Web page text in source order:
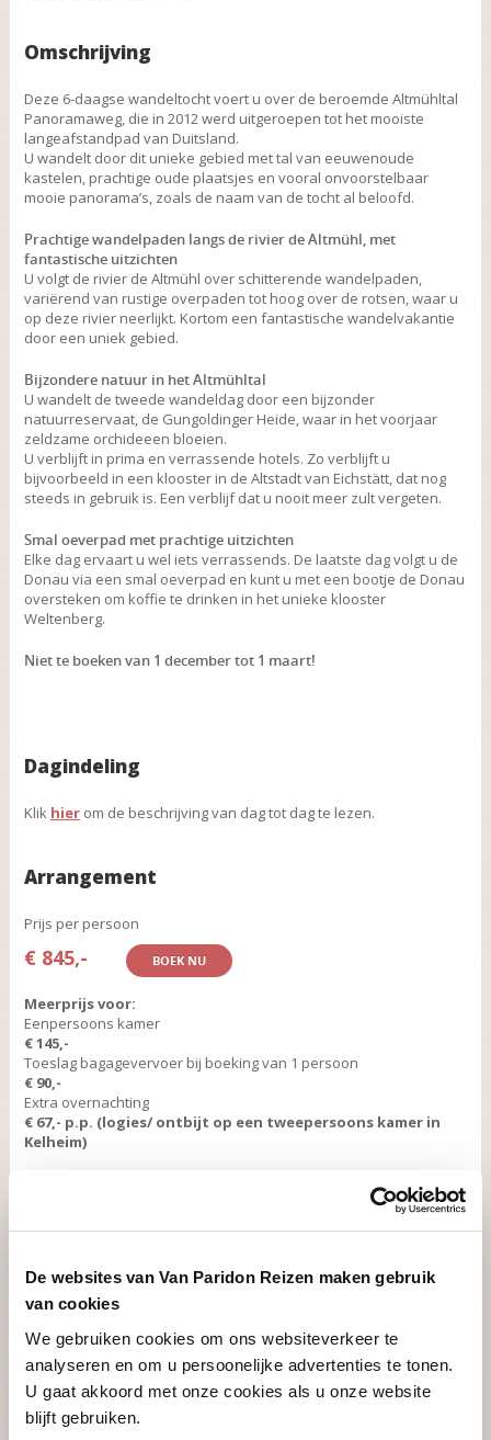
De websites van Van Paridon Reizen maken gebruik
van cookies
We gebruiken cookies om ons websiteverkeer te
analyseren en om u persoonelijke advertenties te tonen.
U gaat akkoord met onze cookies als u onze website
blijft gebruiken.
Omschrijving
Deze 6-daagse wandeltocht voert u over de beroemde Altmühltal
Panoramaweg, die in 2012 werd uitgeroepen tot het mooiste
langeafstandpad van Duitsland.
U wandelt door dit unieke gebied met tal van eeuwenoude
kastelen, prachtige oude plaatsjes en vooral onvoorstelbaar
mooie panorama’s, zoals de naam van de tocht al beloofd.
Prachtige wandelpaden langs de rivier de Altmühl, met
fantastische uitzichten
U volgt de rivier de Altmühl over schitterende wandelpaden,
variërend van rustige overpaden tot hoog over de rotsen, waar u
op deze rivier neerlijkt. Kortom een fantastische wandelvakantie
door een uniek gebied.
Bijzondere natuur in het Altmühltal
U wandelt de tweede wandeldag door een bijzonder
natuurreservaat, de Gungoldinger Heide, waar in het voorjaar
zeldzame orchideeen bloeien.
U verblijft in prima en verrassende hotels. Zo verblijft u
bijvoorbeeld in een klooster in de Altstadt van Eichstätt, dat nog
steeds in gebruik is. Een verblijf dat u nooit meer zult vergeten.
Smal oeverpad met prachtige uitzichten
Elke dag ervaart u wel iets verrassends. De laatste dag volgt u de
Donau via een smal oeverpad en kunt u met een bootje de Donau
oversteken om koffie te drinken in het unieke klooster
Weltenberg.
Niet te boeken van 1 december tot 1 maart!
Dagindeling
Klik hierom de beschrijving van dag tot dag te lezen.
Arrangement
Prijs per persoon
€ 845,- BOEK NU
Meerprijs voor:
Eenpersoons kamer
€ 145,-
Toeslag bagagevervoer bij boeking van 1 persoon
€ 90,-
Extra overnachting
€ 67,- p.p. (logies/ ontbijt op een tweepersoons kamer in
Kelheim)
- toezending van het routeboek en gedetailleerde kaarten
- 7 overnachtingen op kamers met douche en toilet, incl. ontbijt, 6x
Untereggersberg)
- bagagevervoer van hotel naar hotel
Langs rotsen en kastelen van Altmühl en
Donau